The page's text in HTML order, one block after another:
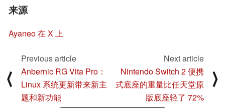
来源
Ayaneo 在 X 上
⟨
Previous article
Anbernic RG Vita Pro：
Linux 系统更新带来新主
题和新功能
Next article
Nintendo Switch 2 便携
式底座的重量比任天堂原
版底座轻了 72%
⟩